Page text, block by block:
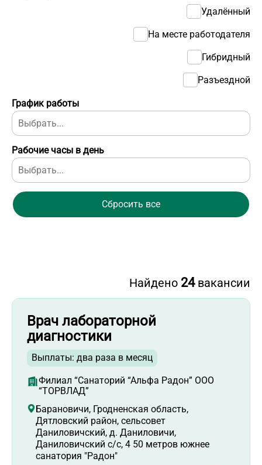
График работы
Рабочие часы в день
Удалённый
На месте работодателя
Гибридный
Разъездной
Сбросить все
Найдено 24вакансии
Врач лабораторной
диагностики
Выплаты: два раза в месяц
Филиал “Санаторий “Альфа Радон” ООО
“ТОРВЛАД”
Барановичи, Гродненская область,
Дятловский район, сельсовет
Даниловичский, д. Даниловичи,
Даниловичский с/с, 4 50 метров южнее
санатория "Радон"